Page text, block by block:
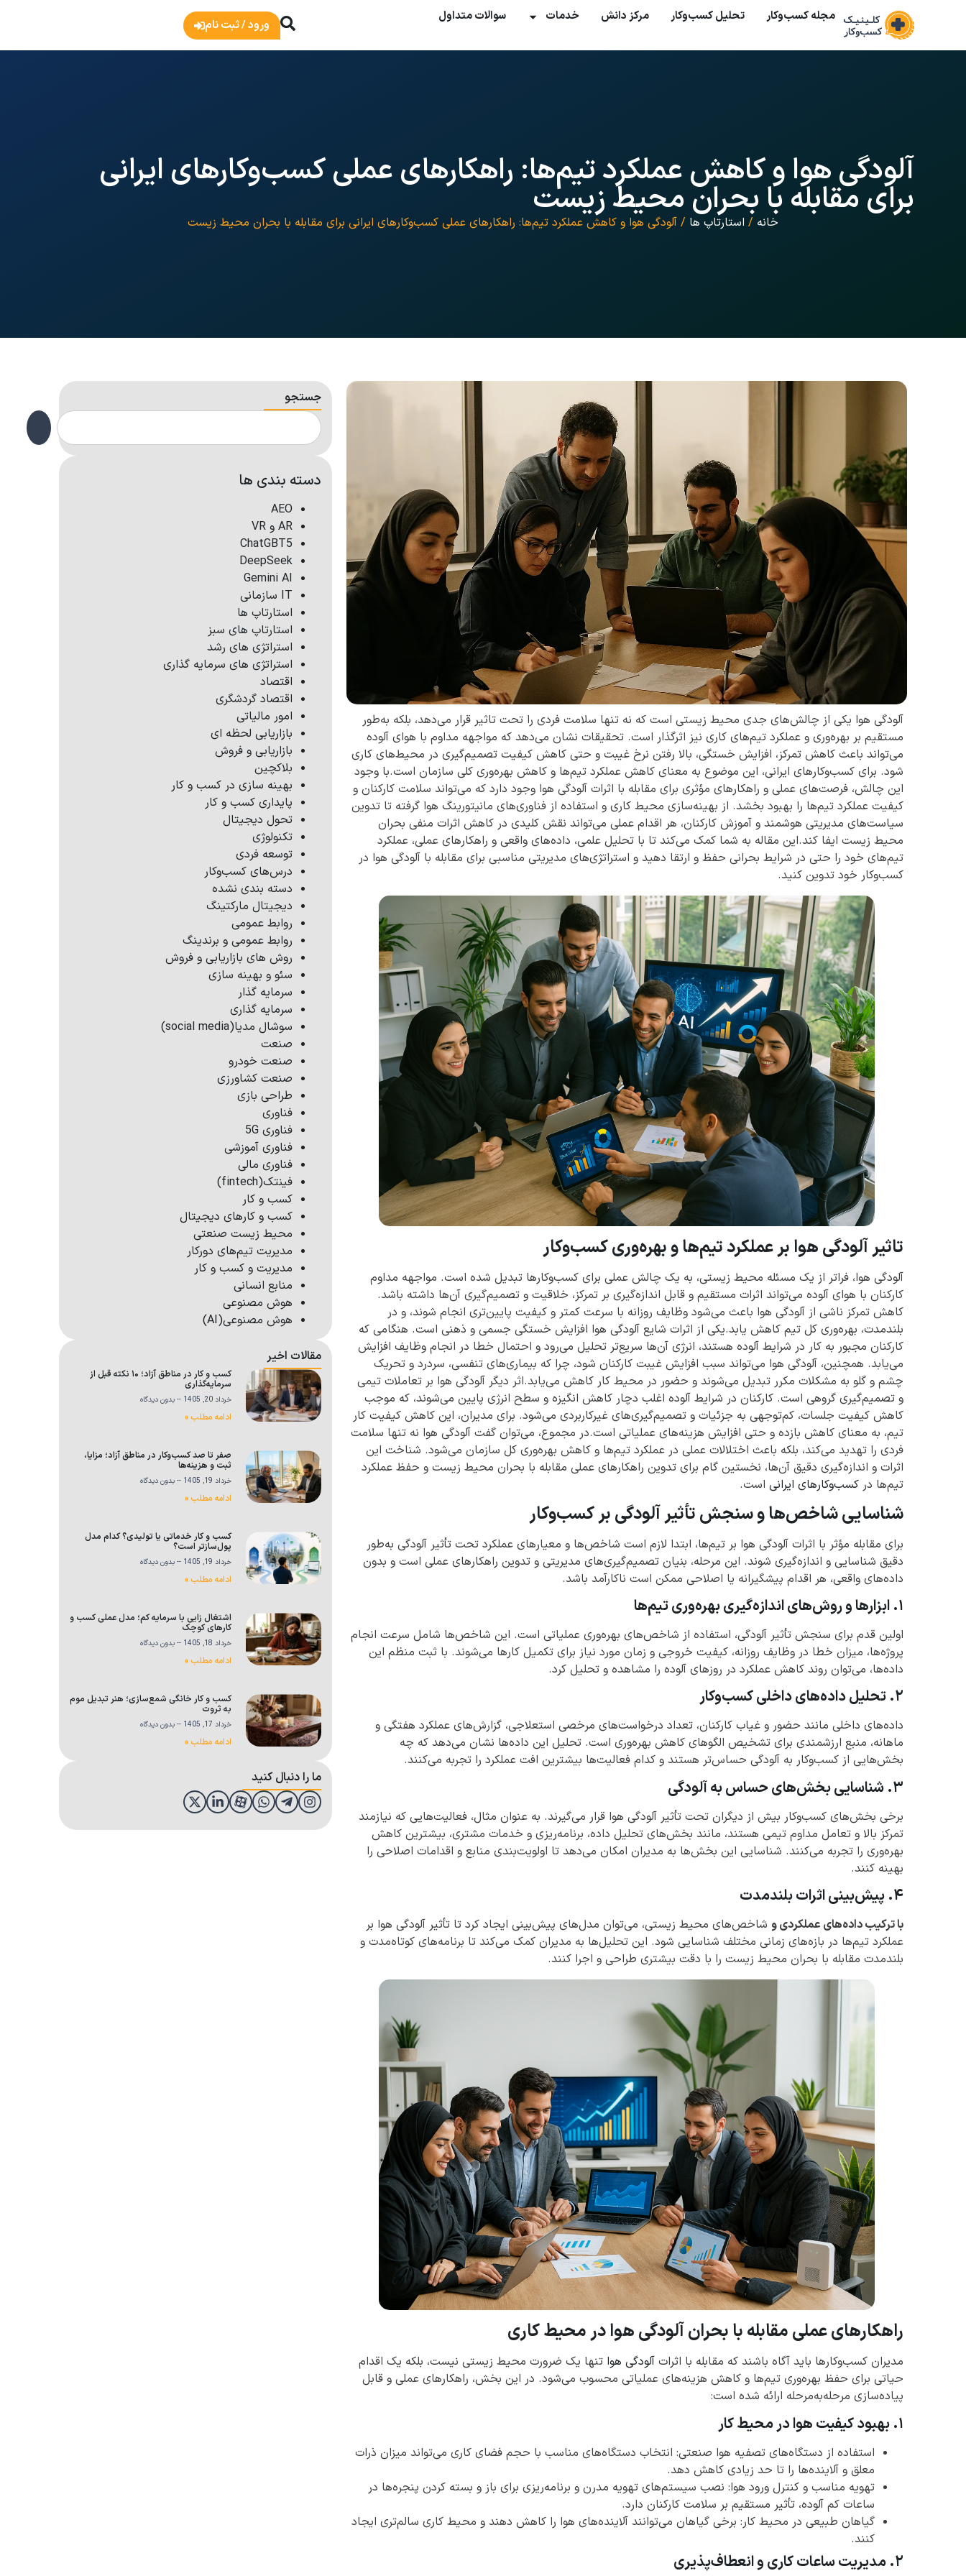
مجله کسب‌وکار تحلیل کسب‌و‌کار مرکز دانش خدمات سوالات متداول
ورود / ثبت نام
آلودگی هوا و کاهش عملکرد تیم‌ها: راهکارهای عملی کسب‌وکارهای ایرانی
برای مقابله با بحران محیط زیست
خانه / استارتاپ ها / آلودگی هوا و کاهش عملکرد تیم‌ها: راهکارهای عملی کسب‌وکارهای ایرانی برای مقابله با بحران محیط زیست
آلودگی هوا یکی از چالش‌های جدی محیط زیستی است که نه تنها سلامت فردی را تحت تاثیر قرار می‌دهد، بلکه به‌طور
مستقیم بر بهره‌وری و عملکرد تیم‌های کاری نیز اثرگذار است. تحقیقات نشان می‌دهد که مواجهه مداوم با هوای آلوده
می‌تواند باعث کاهش تمرکز، افزایش خستگی، بالا رفتن نرخ غیبت و حتی کاهش کیفیت تصمیم‌گیری در محیط‌های کاری
شود. برای کسب‌وکارهای ایرانی، این موضوع به معنای کاهش عملکرد تیم‌ها و کاهش بهره‌وری کلی سازمان است.با وجود
این چالش، فرصت‌های عملی و راهکارهای مؤثری برای مقابله با اثرات آلودگی هوا وجود دارد که می‌تواند سلامت کارکنان و
کیفیت عملکرد تیم‌ها را بهبود بخشد. از بهینه‌سازی محیط کاری و استفاده از فناوری‌های مانیتورینگ هوا گرفته تا تدوین
سیاست‌های مدیریتی هوشمند و آموزش کارکنان، هر اقدام عملی می‌تواند نقش کلیدی در کاهش اثرات منفی بحران
محیط زیست ایفا کند.این مقاله به شما کمک می‌کند تا با تحلیل علمی، داده‌های واقعی و راهکارهای عملی، عملکرد
تیم‌های خود را حتی در شرایط بحرانی حفظ و ارتقا دهید و استراتژی‌های مدیریتی مناسبی برای مقابله با آلودگی هوا در
کسب‌وکار خود تدوین کنید.
تاثیر آلودگی هوا بر عملکرد تیم‌ها و بهره‌وری کسب‌وکار
آلودگی هوا، فراتر از یک مسئله محیط زیستی، به یک چالش عملی برای کسب‌وکارها تبدیل شده است. مواجهه مداوم
کارکنان با هوای آلوده می‌تواند اثرات مستقیم و قابل اندازه‌گیری بر تمرکز، خلاقیت و تصمیم‌گیری آن‌ها داشته باشد.
کاهش تمرکز ناشی از آلودگی هوا باعث می‌شود وظایف روزانه با سرعت کمتر و کیفیت پایین‌تری انجام شوند، و در
بلندمدت، بهره‌وری کل تیم کاهش یابد.یکی از اثرات شایع آلودگی هوا افزایش خستگی جسمی و ذهنی است. هنگامی که
کارکنان مجبور به کار در شرایط آلوده هستند، انرژی آن‌ها سریع‌تر تحلیل می‌رود و احتمال خطا در انجام وظایف افزایش
می‌یابد. همچنین، آلودگی هوا می‌تواند سبب افزایش غیبت کارکنان شود، چرا که بیماری‌های تنفسی، سردرد و تحریک
چشم و گلو به مشکلات مکرر تبدیل می‌شوند و حضور در محیط کار کاهش می‌یابد.اثر دیگر آلودگی هوا بر تعاملات تیمی
و تصمیم‌گیری گروهی است. کارکنان در شرایط آلوده اغلب دچار کاهش انگیزه و سطح انرژی پایین می‌شوند، که موجب
کاهش کیفیت جلسات، کم‌توجهی به جزئیات و تصمیم‌گیری‌های غیرکاربردی می‌شود. برای مدیران، این کاهش کیفیت کار
تیم، به معنای کاهش بازده و حتی افزایش هزینه‌های عملیاتی است.در مجموع، می‌توان گفت آلودگی هوا نه تنها سلامت
فردی را تهدید می‌کند، بلکه باعث اختلالات عملی در عملکرد تیم‌ها و کاهش بهره‌وری کل سازمان می‌شود. شناخت این
اثرات و اندازه‌گیری دقیق آن‌ها، نخستین گام برای تدوین راهکارهای عملی مقابله با بحران محیط زیست و حفظ عملکرد
تیم‌ها در کسب‌وکارهای ایرانی است.
شناسایی شاخص‌ها و سنجش تأثیر آلودگی بر کسب‌وکار
برای مقابله مؤثر با اثرات آلودگی هوا بر تیم‌ها، ابتدا لازم است شاخص‌ها و معیارهای عملکرد تحت تأثیر آلودگی به‌طور
دقیق شناسایی و اندازه‌گیری شوند. این مرحله، بنیان تصمیم‌گیری‌های مدیریتی و تدوین راهکارهای عملی است و بدون
داده‌های واقعی، هر اقدام پیشگیرانه یا اصلاحی ممکن است ناکارآمد باشد.
۱. ابزارها و روش‌های اندازه‌گیری بهره‌وری تیم‌ها
اولین قدم برای سنجش تأثیر آلودگی، استفاده از شاخص‌های بهره‌وری عملیاتی است. این شاخص‌ها شامل سرعت انجام
پروژه‌ها، میزان خطا در وظایف روزانه، کیفیت خروجی و زمان مورد نیاز برای تکمیل کارها می‌شوند. با ثبت منظم این
داده‌ها، می‌توان روند کاهش عملکرد در روزهای آلوده را مشاهده و تحلیل کرد.
۲. تحلیل داده‌های داخلی کسب‌وکار
داده‌های داخلی مانند حضور و غیاب کارکنان، تعداد درخواست‌های مرخصی استعلاجی، گزارش‌های عملکرد هفتگی و
ماهانه، منبع ارزشمندی برای تشخیص الگوهای کاهش بهره‌وری است. تحلیل این داده‌ها نشان می‌دهد که چه
بخش‌هایی از کسب‌وکار به آلودگی حساس‌تر هستند و کدام فعالیت‌ها بیشترین افت عملکرد را تجربه می‌کنند.
۳. شناسایی بخش‌های حساس به آلودگی
برخی بخش‌های کسب‌وکار بیش از دیگران تحت تأثیر آلودگی هوا قرار می‌گیرند. به عنوان مثال، فعالیت‌هایی که نیازمند
تمرکز بالا و تعامل مداوم تیمی هستند، مانند بخش‌های تحلیل داده، برنامه‌ریزی و خدمات مشتری، بیشترین کاهش
بهره‌وری را تجربه می‌کنند. شناسایی این بخش‌ها به مدیران امکان می‌دهد تا اولویت‌بندی منابع و اقدامات اصلاحی را
بهینه کنند.
۴. پیش‌بینی اثرات بلندمدت
با ترکیب داده‌های عملکردی و شاخص‌های محیط زیستی، می‌توان مدل‌های پیش‌بینی ایجاد کرد تا تأثیر آلودگی هوا بر
عملکرد تیم‌ها در بازه‌های زمانی مختلف شناسایی شود. این تحلیل‌ها به مدیران کمک می‌کند تا برنامه‌های کوتاه‌مدت و
بلندمدت مقابله با بحران محیط زیست را با دقت بیشتری طراحی و اجرا کنند.
راهکارهای عملی مقابله با بحران آلودگی هوا در محیط کاری
مدیران کسب‌وکارها باید آگاه باشند که مقابله با اثرات آلودگی هوا تنها یک ضرورت محیط زیستی نیست، بلکه یک اقدام
حیاتی برای حفظ بهره‌وری تیم‌ها و کاهش هزینه‌های عملیاتی محسوب می‌شود. در این بخش، راهکارهای عملی و قابل
پیاده‌سازی مرحله‌به‌مرحله ارائه شده است:
۱. بهبود کیفیت هوا در محیط کار
استفاده از دستگاه‌های تصفیه هوا صنعتی: انتخاب دستگاه‌های مناسب با حجم فضای کاری می‌تواند میزان ذرات
معلق و آلاینده‌ها را تا حد زیادی کاهش دهد.
تهویه مناسب و کنترل ورود هوا: نصب سیستم‌های تهویه مدرن و برنامه‌ریزی برای باز و بسته کردن پنجره‌ها در
ساعات کم آلوده، تأثیر مستقیم بر سلامت کارکنان دارد.
گیاهان طبیعی در محیط کار: برخی گیاهان می‌توانند آلاینده‌های هوا را کاهش دهند و محیط کاری سالم‌تری ایجاد
کنند.
۲. مدیریت ساعات کاری و انعطاف‌پذیری
جستجو
دسته بندی ها
AEO
AR و VR
ChatGBT5
DeepSeek
Gemini AI
IT سازمانی
استارتاپ ها
استارتاپ های سبز
استراتژی های رشد
استراتژی های سرمایه گذاری
اقتصاد
اقتصاد گردشگری
امور مالیاتی
بازاریابی لحظه ای
بازاریابی و فروش
بلاکچین
بهینه سازی در کسب و کار
پایداری کسب و کار
تحول دیجیتال
تکنولوژی
توسعه فردی
درس‌های کسب‌وکار
دسته بندی نشده
دیجیتال مارکتینگ
روابط عمومی
روابط عمومی و برندینگ
روش های بازاریابی و فروش
سئو و بهینه سازی
سرمایه گذار
سرمایه گذاری
سوشال مدیا(social media)
صنعت
صنعت خودرو
صنعت کشاورزی
طراحی بازی
فناوری
فناوری 5G
فناوری آموزشی
فناوری مالی
فینتک(fintech)
کسب و کار
کسب و کارهای دیجیتال
محیط زیست صنعتی
مدیریت تیم‌های دورکار
مدیریت و کسب و کار
منابع انسانی
هوش مصنوعی
هوش مصنوعی(AI)
مقالات اخیر
کسب و کار در مناطق آزاد؛ ۱۰ نکته قبل از
سرمایه‌گذاری
خرداد 20, 1405 بدون دیدگاه
ادامه مطلب »
صفر تا صد کسب‌وکار در مناطق آزاد؛ مزایا،
ثبت و هزینه‌ها
خرداد 19, 1405 بدون دیدگاه
ادامه مطلب »
کسب و کار خدماتی یا تولیدی؟ کدام مدل
پول‌سازتر است؟
خرداد 19, 1405 بدون دیدگاه
ادامه مطلب »
اشتغال زایی با سرمایه کم؛ مدل عملی کسب و
کارهای کوچک
خرداد 18, 1405 بدون دیدگاه
ادامه مطلب »
کسب و کار خانگی شمع‌سازی؛ هنر تبدیل موم
به ثروت
خرداد 17, 1405 بدون دیدگاه
ادامه مطلب »
ما را دنبال کنید